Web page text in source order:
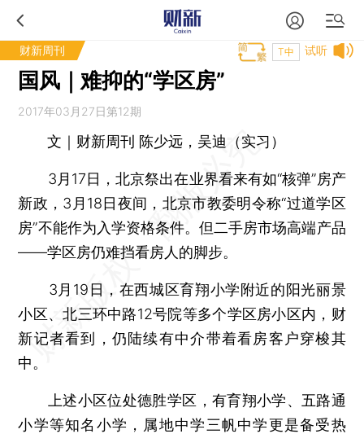
财新周刊 试听
T中
国风｜难抑的“学区房”
2017年03月27日第12期
文｜财新周刊 陈少远，吴迪（实习）
3月17日，北京祭出在业界看来有如“核弹”房产
新政，3月18日夜间，北京市教委明令称“过道学区
房”不能作为入学资格条件。但二手房市场高端产品
——学区房仍难挡看房人的脚步。
3月19日，在西城区育翔小学附近的阳光丽景
小区、北三环中路12号院等多个学区房小区内，财
新记者看到，仍陆续有中介带着看房客户穿梭其
中。
上述小区位处德胜学区，有育翔小学、五路通
小学等知名小学，属地中学三帆中学更是备受热